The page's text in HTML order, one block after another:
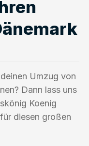
Umzug von
Dann lass uns
Koenig
diesen großen